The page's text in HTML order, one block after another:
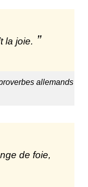
la joie.
allemands
de foie,